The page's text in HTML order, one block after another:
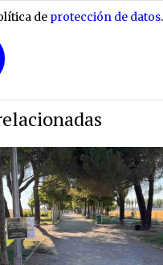
de protección de datos.